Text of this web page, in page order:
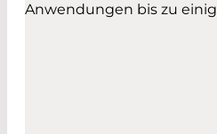
Anwendungen bis zu